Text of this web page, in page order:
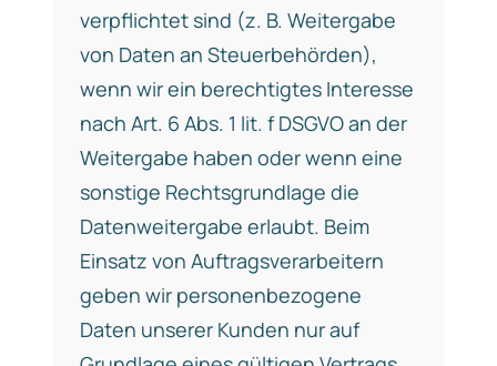
verpflichtet sind (z. B. Weitergabe
von Daten an Steuerbehörden),
wenn wir ein berechtigtes Interesse
nach Art. 6 Abs. 1 lit. f DSGVO an der
Weitergabe haben oder wenn eine
sonstige Rechtsgrundlage die
Datenweitergabe erlaubt. Beim
Einsatz von Auftragsverarbeitern
geben wir personenbezogene
Daten unserer Kunden nur auf